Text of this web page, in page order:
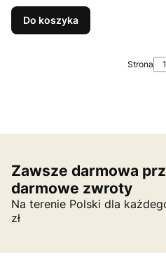
Do koszyka
Strona
Zawsze darmowa
darmowe zwroty
Na terenie Polski dla
zł